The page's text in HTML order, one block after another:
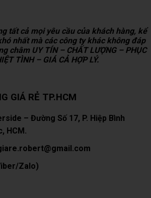
tất cả mọi yêu cầu của khách hàng, kể
nhất mà các công ty khác không đáp
châm UY TÍN – CHẤT LƯỢNG – PHỤC
TÌNH – GIÁ CẢ HỢP LÝ.
GIÁ RẺ TP.HCM
– Đường Số 17, P. Hiệp Bình
HCM.
Zalo)